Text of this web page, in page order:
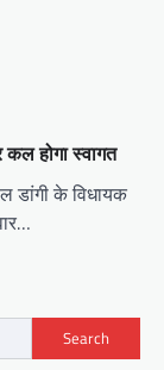
कल होगा स्वागत
डांगी के विधायक
Search